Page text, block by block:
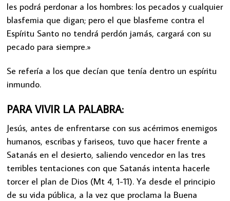
les podrá perdonar a los hombres: los pecados y cualquier
blasfemia que digan; pero el que blasfeme contra el
Espíritu Santo no tendrá perdón jamás, cargará con su
pecado para siempre.»
Se refería a los que decían que tenía dentro un espíritu
inmundo.
PARA VIVIR LA PALABRA:
Jesús, antes de enfrentarse con sus acérrimos enemigos
humanos, escribas y fariseos, tuvo que hacer frente a
Satanás en el desierto, saliendo vencedor en las tres
terribles tentaciones con que Satanás intenta hacerle
torcer el plan de Dios (Mt 4, 1-11). Ya desde el principio
de su vida pública, a la vez que proclama la Buena